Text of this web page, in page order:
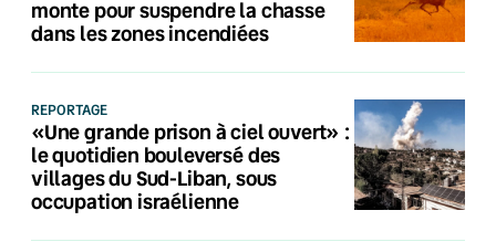
monte pour suspendre la chasse
dans les zones incendiées
REPORTAGE
«Une grande prison à ciel ouvert» :
le quotidien bouleversé des
villages du Sud-Liban, sous
occupation israélienne